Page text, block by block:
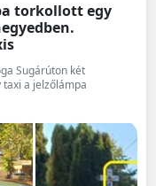
torkollott egy
Sugárúton két
taxi a jelzőlámpa